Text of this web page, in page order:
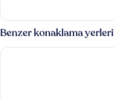
hakkında
daha
fazla
detay
Benzer konaklama yerleri
Hotel Paris